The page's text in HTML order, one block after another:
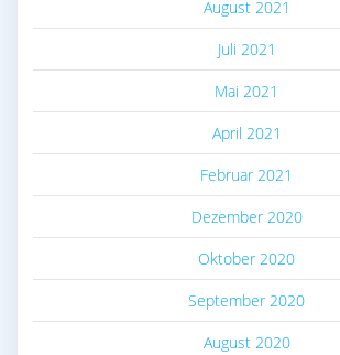
August 2021
Juli 2021
Mai 2021
April 2021
Februar 2021
Dezember 2020
Oktober 2020
September 2020
August 2020